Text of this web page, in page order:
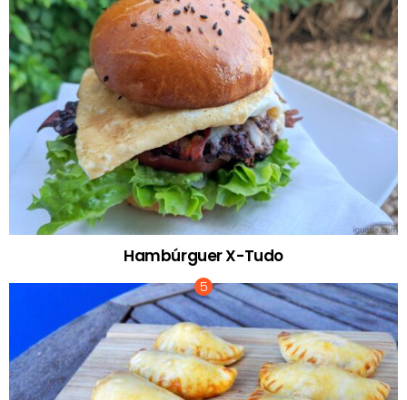
Hambúrguer X-Tudo